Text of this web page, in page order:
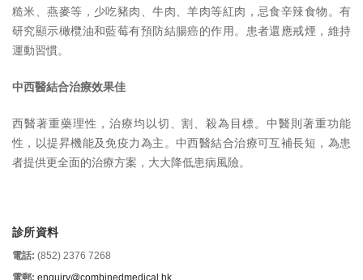
糙米、燕麥等，少吃豬肉、牛肉、羊肉等紅肉，忌食辛辣食物。有
研究顯示橄欖油和藍莓有預防結腸癌的作用。患者還應戒煙，維持
運動習慣。
中西醫結合治療效果佳
西醫著重藥理性，治療均以切、割、殺為目標。中醫則著重功能
性，以提昇機能及免疫力為主。中西醫結合治療可互補長短，為患
者提供更全面的治療方案，大大降低患病風險。
診所資料
電話: (852) 2376 7268
電郵: enquiry@combinedmedical.hk